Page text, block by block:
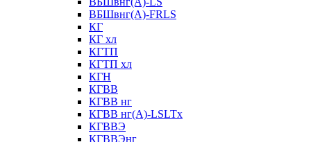
ВБШвнг(А)-FRLS
КГ
КГ хл
КГТП
КГТП хл
КГН
КГВВ
КГВВ нг
КГВВ нг(А)-LSLTx
КГВВЭ
КГВВЭнг